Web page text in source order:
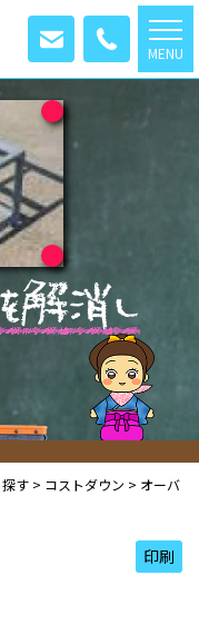
MENU
を解消し
す > コストダウン > オーバ
印刷